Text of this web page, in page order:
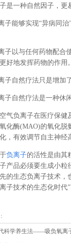
是一种自然因子，更
子能够实现“异病同
子以与任何药物配合
好地发挥药物的作用
子自然疗法只是增加
子自然疗法是一种休
气负离子在医疗保健
化酶(MAO)的氧化脱
，有效调节自主神
负离子的活性是由其
产品必须要生成小
的生态负离子技术
子技术的生态化时代
科学养生法——吸负氧离